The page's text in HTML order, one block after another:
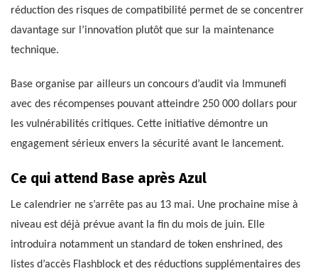
réduction des risques de compatibilité permet de se concentrer
davantage sur l’innovation plutôt que sur la maintenance
technique.
Base organise par ailleurs un concours d’audit via Immunefi
avec des récompenses pouvant atteindre 250 000 dollars pour
les vulnérabilités critiques. Cette initiative démontre un
engagement sérieux envers la sécurité avant le lancement.
Ce qui attend Base après Azul
Le calendrier ne s’arrête pas au 13 mai. Une prochaine mise à
niveau est déjà prévue avant la fin du mois de juin. Elle
introduira notamment un standard de token enshrined, des
listes d’accès Flashblock et des réductions supplémentaires des